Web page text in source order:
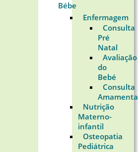
Bébe
Enfermagem
Consulta
Pré
Natal
Avaliação
do
Bebé
Consulta
Nutrição
Materno-
infantil
Osteopatia
Pediátrica